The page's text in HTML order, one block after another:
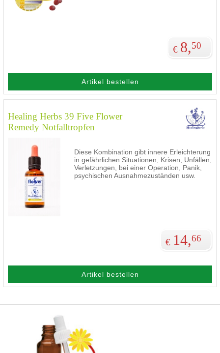
€ 8,50
Artikel bestellen
Healing Herbs 39 Five Flower
Remedy Notfalltropfen
Diese Kombination gibt innere Erleichterung
in gefährlichen Situationen, Krisen, Unfällen,
Verletzungen, bei einer Operation, Panik,
psychischen Ausnahmezuständen usw.
€ 14,66
Artikel bestellen